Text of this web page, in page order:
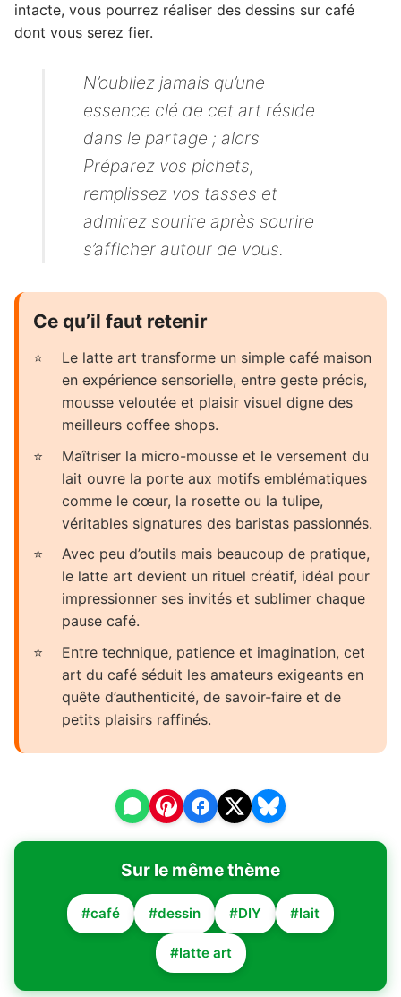
intacte, vous pourrez réaliser des dessins sur café
dont vous serez fier.
N’oubliez jamais qu’une
essence clé de cet art réside
dans le partage ; alors
Préparez vos pichets,
remplissez vos tasses et
admirez sourire après sourire
s’afficher autour de vous.
Ce qu’il faut retenir
Le latte art transforme un simple café maison
en expérience sensorielle, entre geste précis,
mousse veloutée et plaisir visuel digne des
meilleurs coffee shops.
Maîtriser la micro-mousse et le versement du
lait ouvre la porte aux motifs emblématiques
comme le cœur, la rosette ou la tulipe,
véritables signatures des baristas passionnés.
Avec peu d’outils mais beaucoup de pratique,
le latte art devient un rituel créatif, idéal pour
impressionner ses invités et sublimer chaque
pause café.
Entre technique, patience et imagination, cet
art du café séduit les amateurs exigeants en
quête d’authenticité, de savoir-faire et de
petits plaisirs raffinés.
Sur le même thème
#café #dessin #DIY #lait
#latte art